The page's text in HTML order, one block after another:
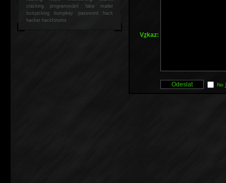
Vzkaz:
No
cracking programování fake mailer
lockpicking bumpkey password hack
hackerhackforums